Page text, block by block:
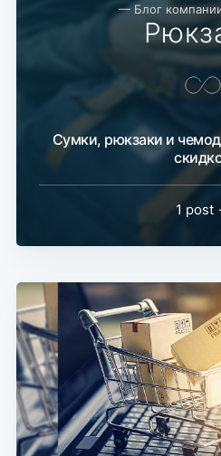
— Блог
Сумки, рюкзаки и
1 post